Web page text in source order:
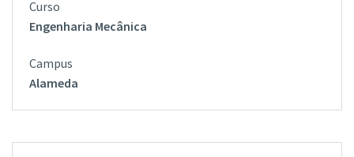
Engenharia Mecânica
Alameda